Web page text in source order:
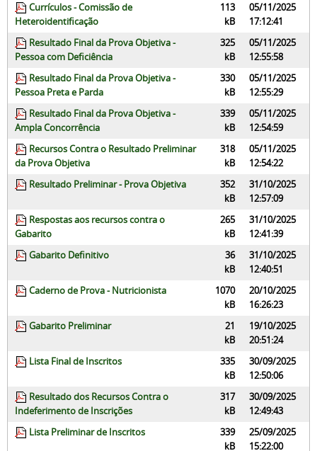
Currículos - Comissão de
Heteroidentificação
113
kB
05/11/2025
17:12:41
Resultado Final da Prova Objetiva -
Pessoa com Deficiência
325
kB
05/11/2025
12:55:58
Resultado Final da Prova Objetiva -
Pessoa Preta e Parda
330
kB
05/11/2025
12:55:29
Resultado Final da Prova Objetiva -
Ampla Concorrência
339
kB
05/11/2025
12:54:59
Recursos Contra o Resultado Preliminar
da Prova Objetiva
318
kB
05/11/2025
12:54:22
Resultado Preliminar - Prova Objetiva
352
kB
31/10/2025
12:57:09
Respostas aos recursos contra o
Gabarito
265
kB
31/10/2025
12:41:39
Gabarito Definitivo
36
kB
31/10/2025
12:40:51
Caderno de Prova - Nutricionista
1070
kB
20/10/2025
16:26:23
Gabarito Preliminar
21
kB
19/10/2025
20:51:24
Lista Final de Inscritos
335
kB
30/09/2025
12:50:06
Resultado dos Recursos Contra o
Indeferimento de Inscrições
317
kB
30/09/2025
12:49:43
Lista Preliminar de Inscritos
339
kB
25/09/2025
15:22:00